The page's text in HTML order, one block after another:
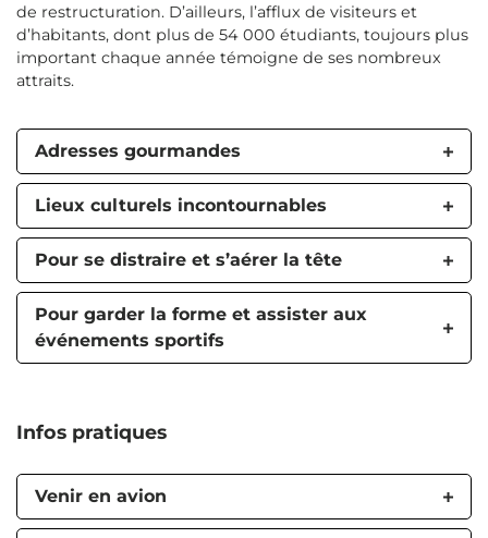
de restructuration. D’ailleurs, l’afflux de visiteurs et
d’habitants, dont plus de 54 000 étudiants, toujours plus
important chaque année témoigne de ses nombreux
attraits.
Adresses gourmandes
Lieux culturels incontournables
Pour se distraire et s’aérer la tête
Pour garder la forme et assister aux
événements sportifs
Infos pratiques
Venir en avion